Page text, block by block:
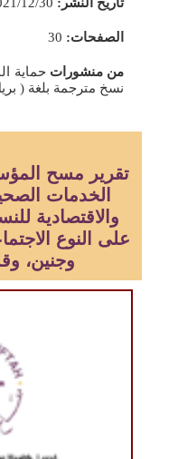
الصفحات:
من منشورات حماية
نسخ مترجمة بلغة (
تقرير مسح
الخدمات
والاقتصادية
على النوع
وجنين،